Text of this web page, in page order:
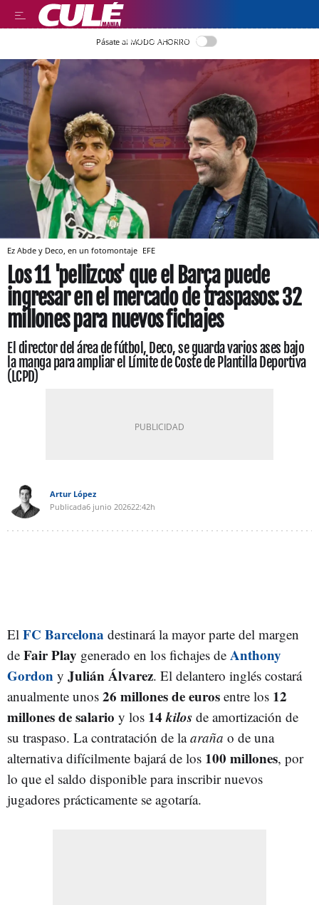
LLEGIR EN CATALÀ
Pásate al MODO AHORRO
Ez Abde y Deco, en un fotomontaje EFE
Los 11 'pellizcos' que el Barça puede
ingresar en el mercado de traspasos: 32
millones para nuevos fichajes
El director del área de fútbol, Deco, se guarda varios ases bajo
la manga para ampliar el Límite de Coste de Plantilla Deportiva
(LCPD)
Artur López
Publicada6 junio 202622:42h
El FC Barcelona destinará la mayor parte del margen
de Fair Play generado en los fichajes de Anthony
Gordon y Julián Álvarez. El delantero inglés costará
anualmente unos 26 millones de euros entre los 12
millones de salario y los 14kilos de amortización de
su traspaso. La contratación de laaraña o de una
alternativa difícilmente bajará de los 100 millones, por
lo que el saldo disponible para inscribir nuevos
jugadores prácticamente se agotaría.